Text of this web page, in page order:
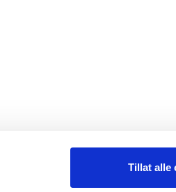
Tillat alle